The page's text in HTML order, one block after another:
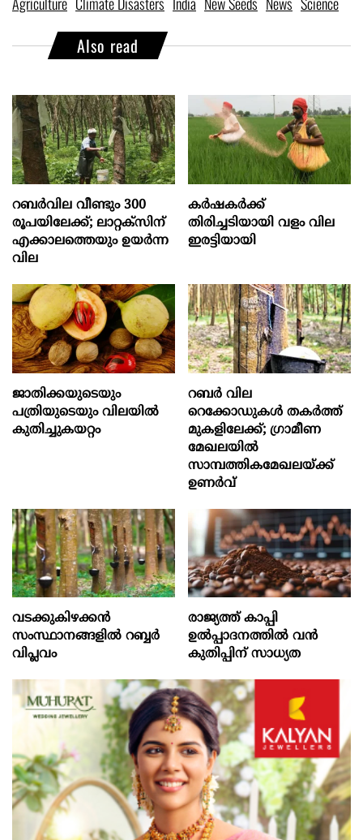
Also read
റബർവില വീണ്ടും 300
രൂപയിലേക്ക്; ലാറ്റക്സിന്
എക്കാലത്തെയും ഉയർന്ന
വില
കർഷകർക്ക്
തിരിച്ചടിയായി വളം വില
ഇരട്ടിയായി
ജാതിക്കയുടെയും
പത്രിയുടെയും വിലയില്‍
കുതിച്ചുകയറ്റം
റബര്‍ വില
റെക്കോഡുകള്‍ തകര്‍ത്ത്
മുകളിലേക്ക്; ഗ്രാമീണ
മേഖലയില്‍
സാമ്പത്തികമേഖലയ്ക്ക്
ഉണര്‍വ്
വടക്കുകിഴക്കൻ
സംസ്ഥാനങ്ങളില്‍ റബ്ബര്‍
വിപ്ലവം
രാജ്യത്ത് കാപ്പി
ഉല്‍പ്പാദനത്തില്‍ വന്‍
കുതിപ്പിന് സാധ്യത